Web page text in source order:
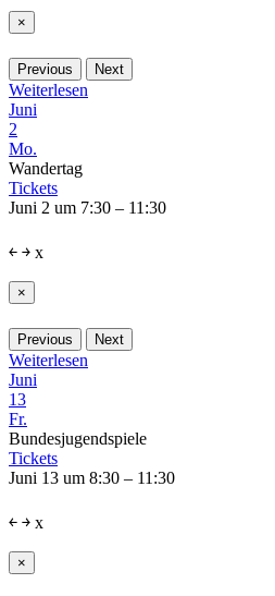
×
Previous Next
Weiterlesen
Juni
2
Mo.
Wandertag
Tickets
Juni 2 um 7:30 – 11:30
￩ ￫ x
×
Previous Next
Weiterlesen
Juni
13
Fr.
Bundesjugendspiele
Tickets
Juni 13 um 8:30 – 11:30
￩ ￫ x
×